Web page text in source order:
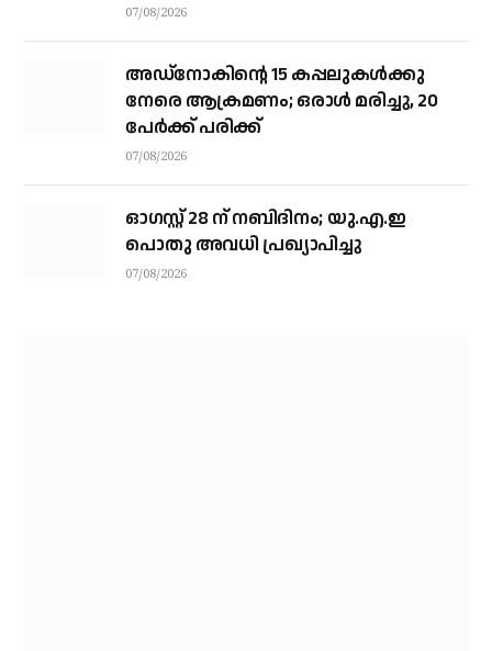
07/08/2026
അഡ്നോകിന്റെ 15 കപ്പലുകള്‍ക്കു
നേരെ ആക്രമണം; ഒരാള്‍ മരിച്ചു, 20
പേര്‍ക്ക് പരിക്ക്
07/08/2026
ഓഗസ്റ്റ് 28 ന് നബിദിനം; യു.എ.ഇ
പൊതു അവധി പ്രഖ്യാപിച്ചു
07/08/2026